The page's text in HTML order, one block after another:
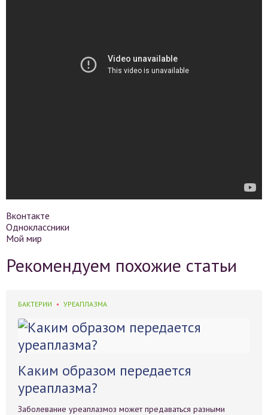
Вконтакте
Одноклассники
Мой мир
Рекомендуем похожие статьи
БАКТЕРИИ УРЕАПЛАЗМА
Каким образом передается
уреаплазма?
Заболевание уреаплазмоз может предаваться разными